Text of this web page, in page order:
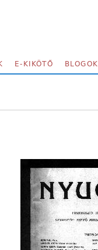
E-KIKÖTŐ BLOGOK